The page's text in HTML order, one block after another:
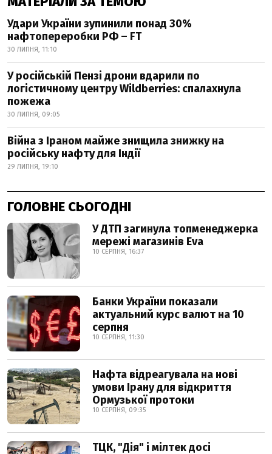
Удари України зупинили понад 30%
нафтопереробки РФ – FT
30 ЛИПНЯ, 11:10
У російській Пензі дрони вдарили по
логістичному центру Wildberries: спалахнула
пожежа
30 ЛИПНЯ, 09:05
Війна з Іраном майже знищила знижку на
російську нафту для Індії
29 ЛИПНЯ, 19:10
ГОЛОВНЕ СЬОГОДНІ
У ДТП загинула топменеджерка
мережі магазинів Eva
10 СЕРПНЯ, 16:37
Банки України показали
актуальний курс валют на 10
серпня
10 СЕРПНЯ, 11:30
Нафта відреагувала на нові
умови Ірану для відкриття
Ормузької протоки
10 СЕРПНЯ, 09:35
ТЦК, "Дія" і мілтек досі